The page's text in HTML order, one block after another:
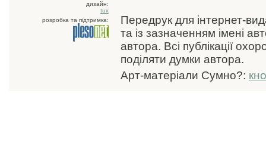
дизайн:
tux
розробка та підтримка:
Передрук для інтернет-
та із зазначенням імені
автора. Всі публікації
поділяти думки автора.
Арт-матеріали Сумно?: